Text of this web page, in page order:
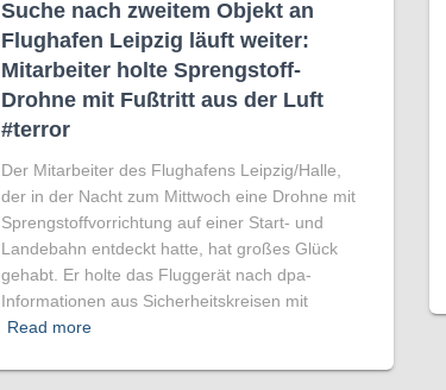
Suche nach zweitem Objekt an
Flughafen Leipzig läuft weiter:
Mitarbeiter holte Sprengstoff-
Drohne mit Fußtritt aus der Luft
#terror
Der Mitarbeiter des Flughafens Leipzig/Halle,
der in der Nacht zum Mittwoch eine Drohne mit
Sprengstoffvorrichtung auf einer Start- und
Landebahn entdeckt hatte, hat großes Glück
gehabt. Er holte das Fluggerät nach dpa-
Informationen aus Sicherheitskreisen mit
Read more